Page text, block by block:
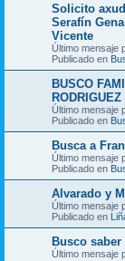
Solicito
Serafín
Vicente
Último mensaje
Publicado en
BUSCO
Último mensaje
Publicado en
Busca a
Último mensaje
Publicado en
Alvarado y
Último mensaje
Publicado en
Busco
Último mensaje